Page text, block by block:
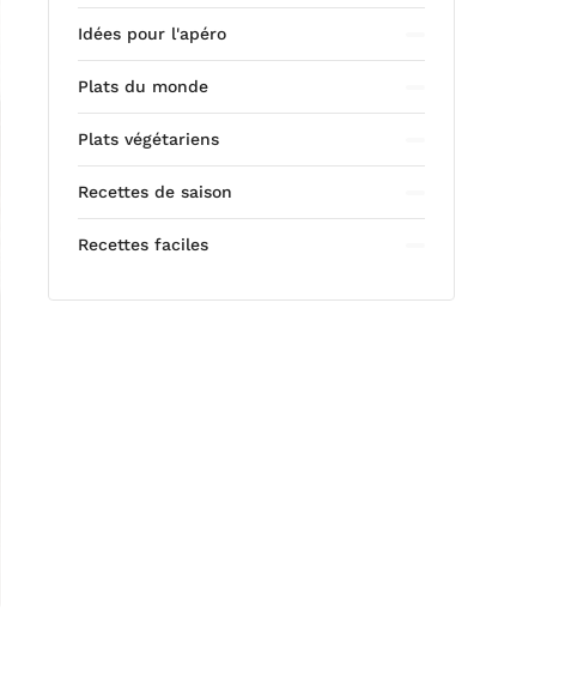
Idées pour l'apéro
Plats du monde
Plats végétariens
Recettes de saison
Recettes faciles